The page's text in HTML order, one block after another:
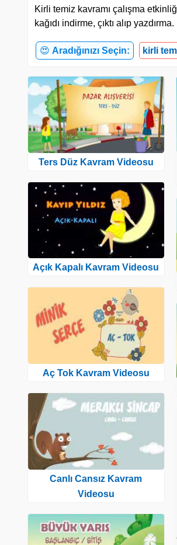
Kirli temiz kavramı çalışma
kağıdı indirme, çıktı alıp
😍 Aradığınızı Seçin: kirli
Ters Düz Kavram Videosu
Açık Kapalı Kavram Videosu
Aç Tok Kavram Videosu
Canlı Cansız Kavram
Videosu